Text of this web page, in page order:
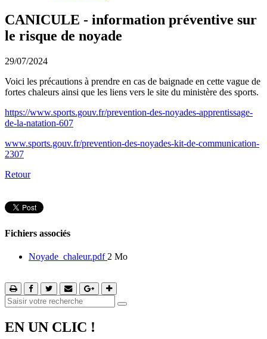
CANICULE - information préventive sur
le risque de noyade
29/07/2024
Voici les précautions à prendre en cas de baignade en cette vague de
fortes chaleurs ainsi que les liens vers le site du ministère des sports.
https://www.sports.gouv.fr/prevention-des-noyades-apprentissage-
de-la-natation-607
www.sports.gouv.fr/prevention-des-noyades-kit-de-communication-
2307
Retour
Fichiers associés
Noyade_chaleur.pdf 2 Mo
EN UN CLIC !